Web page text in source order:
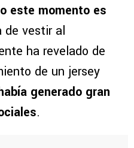
este momento es
de vestir al
ha revelado de
de un jersey
generado gran
.